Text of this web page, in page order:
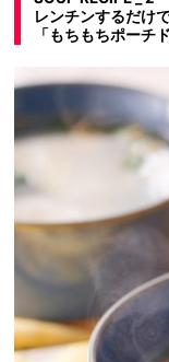
レンチンするだけ
「もちもちポーチ